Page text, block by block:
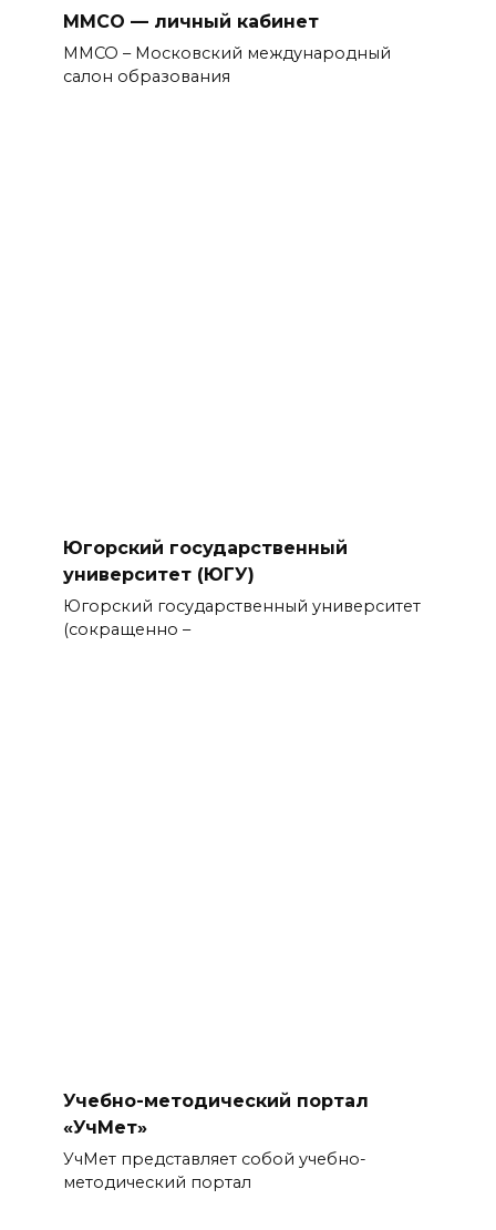
ММСО — личный кабинет
ММСО – Московский международный
салон образования
Югорский государственный
университет (ЮГУ)
Югорский государственный университет
(сокращенно –
Учебно-методический портал
«УчМет»
УчМет представляет собой учебно-
методический портал